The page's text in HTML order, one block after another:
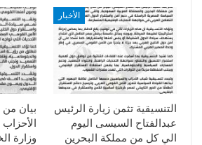
بيان
وزارة
الأخبار
التنسيقية تثمن زيارة الرئيس
عبدالفتاح السيسى اليوم
الي كل من مملكة البحرين